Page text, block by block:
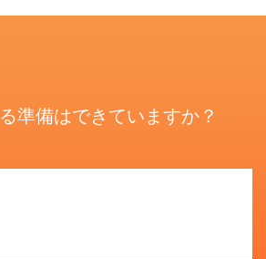
準備はできていますか？